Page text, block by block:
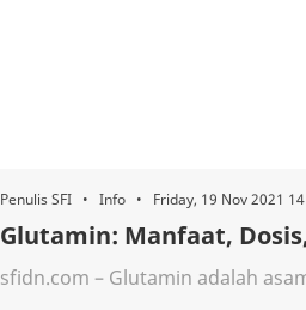
Penulis SFI • Info • Friday, 19 Nov 2021
Glutamin: Manfaat,
sfidn.com – Glutamin adalah